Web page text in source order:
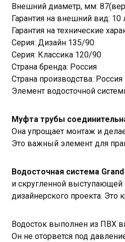
Внешний диаметр, мм:
Гарантия на внешний вид: 10
Гарантия на технические
Серия: Дизайн 135/90
Серия: Классика 120/90
Страна бренда: Россия
Страна производства: Россия
Элемент водосточной
Муфта трубы
Она упрощает монтаж и
Это важный элемент для
Водосточная система
и скругленной
дизайнерского проекта.
Водосток выполнен из ПВХ
Он не оторвется под